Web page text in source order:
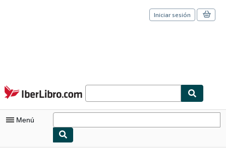
Pasar al contenido principal
IberLibro.com
Iniciar sesión
Menú